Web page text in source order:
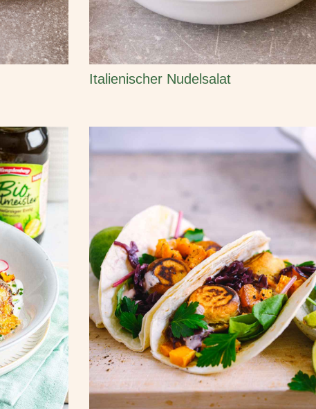
Italienischer Nudelsalat